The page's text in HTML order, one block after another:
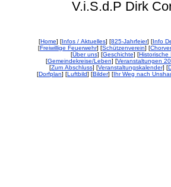
V.i.S.d.P Dirk
[Home] [Infos / Aktuelles] [825-Jahrfeier] [Info
[Freiwillige Feuerwehr] [Schützenverein] [
[Über uns] [Geschichte] [Historische
[Gemeindekreise/Leben] [Veranstaltungen
[Zum Abschluss] [Veranstaltungskalender] [
[Dorfplan] [Luftbild] [Bilder] [Ihr Weg nach